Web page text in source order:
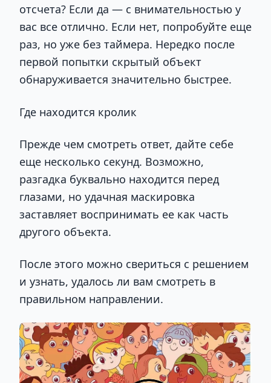
отсчета? Если да — с внимательностью у
вас все отлично. Если нет, попробуйте еще
раз, но уже без таймера. Нередко после
первой попытки скрытый объект
обнаруживается значительно быстрее.
Где находится кролик
Прежде чем смотреть ответ, дайте себе
еще несколько секунд. Возможно,
разгадка буквально находится перед
глазами, но удачная маскировка
заставляет воспринимать ее как часть
другого объекта.
После этого можно свериться с решением
и узнать, удалось ли вам смотреть в
правильном направлении.